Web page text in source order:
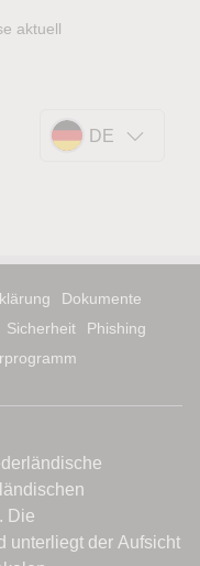
aktuell
DE
Dokumente
Sicherheit
Phishing